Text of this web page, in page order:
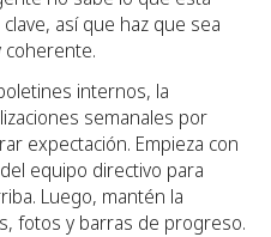
así que haz que sea
coherente.
internos, la
semanales por
expectación. Empieza con
equipo directivo para
Luego, mantén la
fotos y barras de progreso.